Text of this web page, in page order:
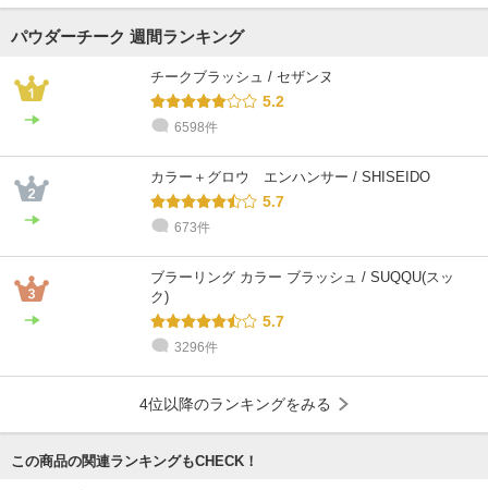
パウダーチーク 週間ランキング
チークブラッシュ / セザンヌ
5.2
6598件
カラー＋グロウ エンハンサー / SHISEIDO
5.7
673件
ブラーリング カラー ブラッシュ / SUQQU(スッ
ク)
5.7
3296件
4位以降のランキングをみる
この商品の関連ランキングもCHECK！